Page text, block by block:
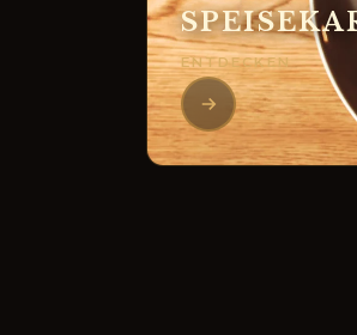
ENTDECKEN